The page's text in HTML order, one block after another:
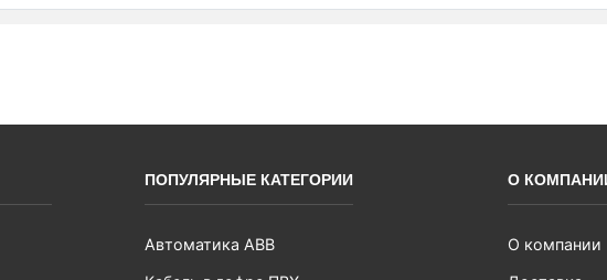
ПОПУЛЯРНЫЕ КАТЕГОРИИ
Автоматика ABB
О
О компании